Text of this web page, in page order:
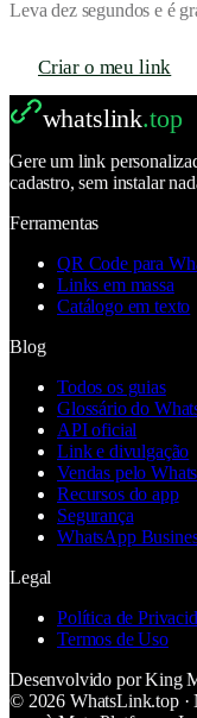
Leva dez segundos e é
Criar o meu link
whatslink.top
Gere um link
cadastro, sem instalar
Ferramentas
QR Code para
Links em massa
Catálogo em texto
Blog
Todos os guias
Glossário do
API oficial
Link e divulgação
Vendas pelo
Recursos do app
Segurança
WhatsApp
Legal
Política de
Termos de Uso
Desenvolvido porKing
© 2026 WhatsLink.top ·